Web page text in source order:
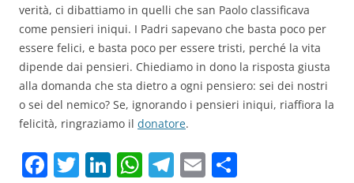
verità, ci dibattiamo in quelli che san Paolo classificava
come pensieri iniqui. I Padri sapevano che basta poco per
essere felici, e basta poco per essere tristi, perché la vita
dipende dai pensieri. Chiediamo in dono la risposta giusta
alla domanda che sta dietro a ogni pensiero: sei dei nostri
o sei del nemico? Se, ignorando i pensieri iniqui, riaffiora la
felicità, ringraziamo il donatore.
F T Li W T E